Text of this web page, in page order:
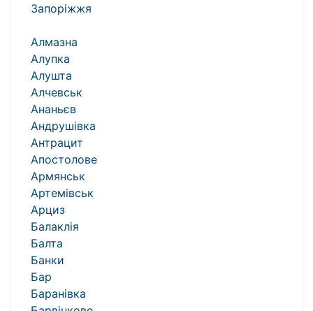
Запоріжжя
Алмазна
Алупка
Алушта
Алчевськ
Ананьєв
Андрушівка
Антрацит
Апостолове
Армянськ
Артемівськ
Арциз
Балаклія
Балта
Банки
Бар
Баранівка